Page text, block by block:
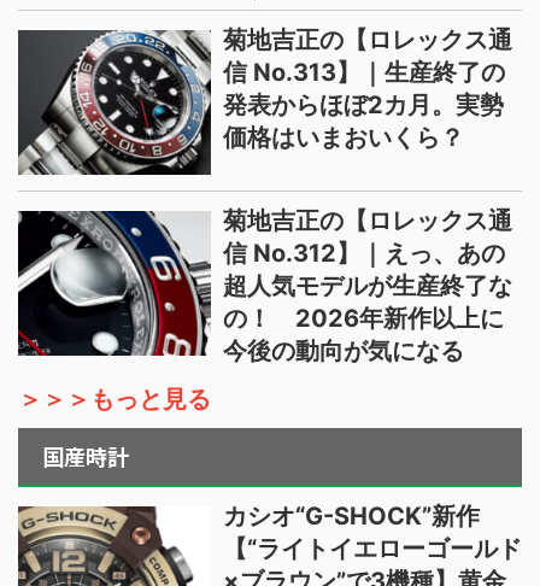
菊地吉正の【ロレックス通
信 No.313】｜生産終了の
発表からほぼ2カ月。実勢
価格はいまおいくら？
菊地吉正の【ロレックス通
信 No.312】｜えっ、あの
超人気モデルが生産終了な
の！ 2026年新作以上に
今後の動向が気になる
＞＞＞もっと見る
国産時計
カシオ“G-SHOCK”新作
【“ライトイエローゴールド